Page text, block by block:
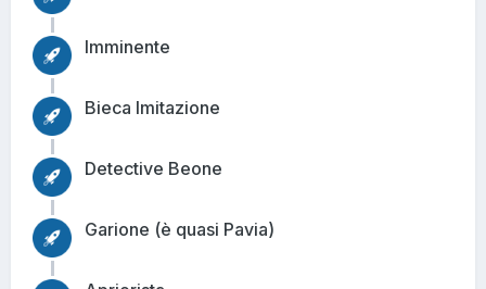
Imminente
Bieca Imitazione
Detective Beone
Garione (è quasi Pavia)